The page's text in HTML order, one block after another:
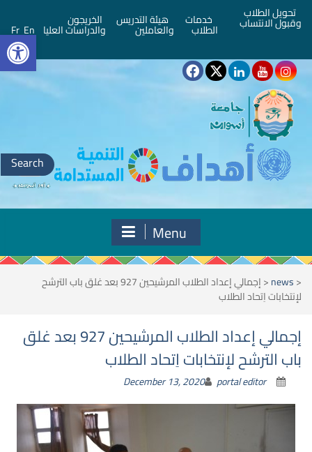
تحويل الطلاب
وقبول الانتساب خدمات
الطلاب
هيئة التدريس
والعاملين
الخريجون
والدراسات العليا En
Fr
Search
for:
Menu
<
news
<
إجمالي إعداد الطلاب المرشيحين 927 بعد غلق باب الترشح
لإنتخابات اِتحاد الطلاب
إجمالي إعداد الطلاب المرشيحين 927 بعد غلق
باب الترشح لإنتخابات اِتحاد الطلاب
December 13, 2020 portal editor